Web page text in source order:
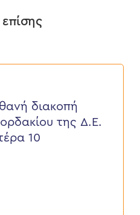
επίσης
διακοπή
της Δ.Ε.
10